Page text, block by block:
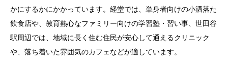
かにするかにかかっています。経堂では、単身者向けの小洒落た
飲食店や、教育熱心なファミリー向けの学習塾・習い事、世田谷
駅周辺では、地域に長く住む住民が安心して通えるクリニック
や、落ち着いた雰囲気のカフェなどが適しています。